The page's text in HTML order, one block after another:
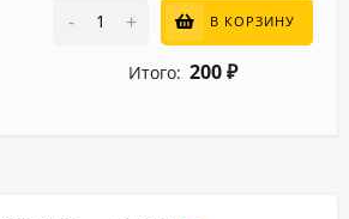
- + В КОРЗИНУ
Итого: 200 ₽